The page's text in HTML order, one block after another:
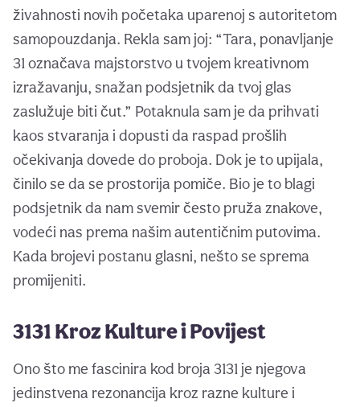
živahnosti novih početaka uparenoj s autoritetom
samopouzdanja. Rekla sam joj: “Tara, ponavljanje
31 označava majstorstvo u tvojem kreativnom
izražavanju, snažan podsjetnik da tvoj glas
zaslužuje biti čut.” Potaknula sam je da prihvati
kaos stvaranja i dopusti da raspad prošlih
očekivanja dovede do proboja. Dok je to upijala,
činilo se da se prostorija pomiče. Bio je to blagi
podsjetnik da nam svemir često pruža znakove,
vodeći nas prema našim autentičnim putovima.
Kada brojevi postanu glasni, nešto se sprema
promijeniti.
3131 Kroz Kulture i Povijest
Ono što me fascinira kod broja 3131 je njegova
jedinstvena rezonancija kroz razne kulture i